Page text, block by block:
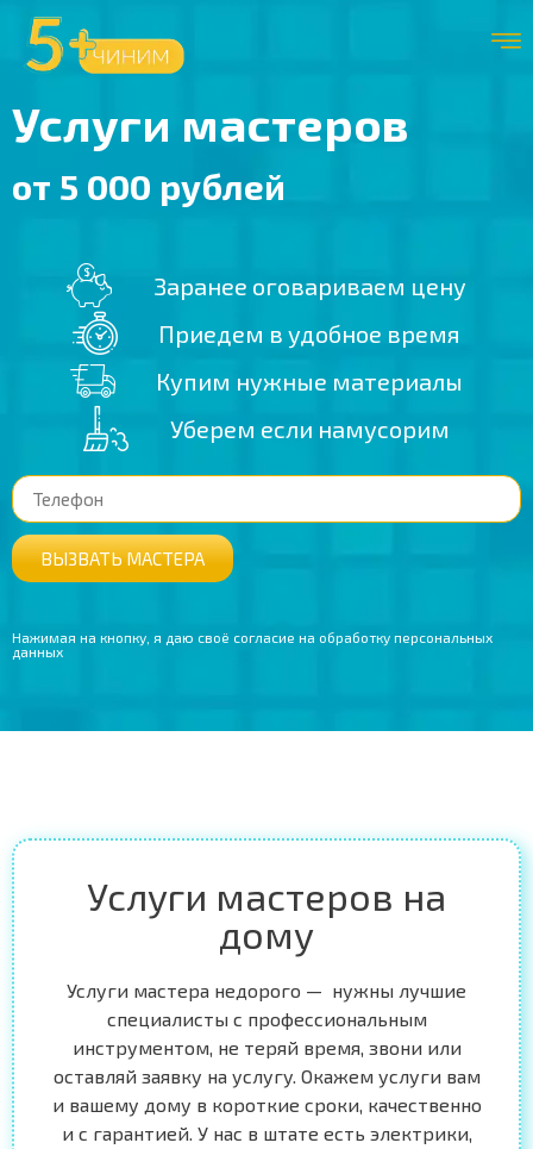
Услуги мастеров
от 5 000 рублей
Заранее оговариваем цену
Приедем в удобное время
Купим нужные материалы
Уберем если намусорим
ВЫЗВАТЬ МАСТЕРА
Нажимая на кнопку, я даю своё согласие на обработку персональных
данных
Услуги мастеров на
дому
Услуги мастера недорого — нужны лучшие
специалисты с профессиональным
инструментом, не теряй время, звони или
оставляй заявку на услугу. Окажем услуги вам
и вашему дому в короткие сроки, качественно
и с гарантией. У нас в штате есть электрики,